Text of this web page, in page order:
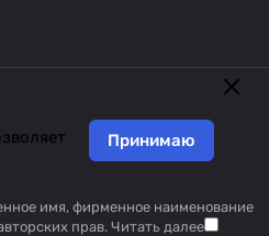
имя, фирменное наименование
прав. Читать далее
Принимаю